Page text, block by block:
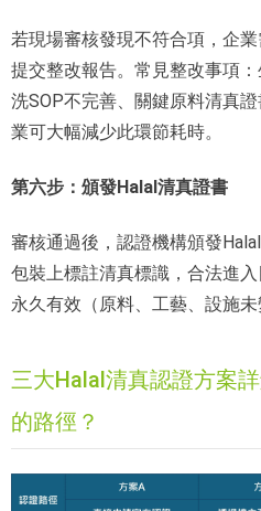
若現場審核發現不符合項，企
提交整改報告。常見整改事項
洗SOP不完善、關鍵原料清真
業可大幅減少此環節耗時。
第六步：頒發Halal清真證書
審核通過後，認證機構頒發
包裝上標註清真標識，合法進
永久有效（原料、工藝、設施未
三大Halal清真認證方案
的路徑？